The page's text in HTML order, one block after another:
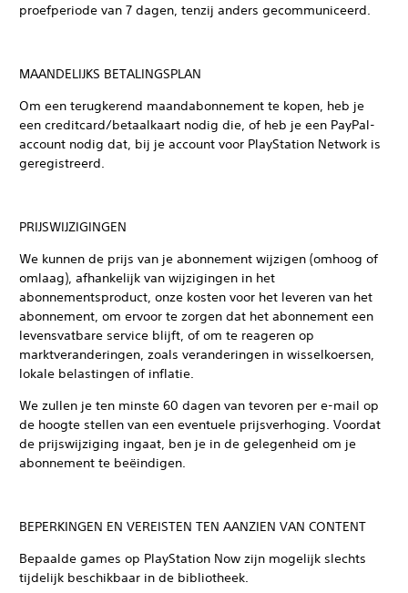
proefperiode van 7 dagen, tenzij anders gecommuniceerd.
MAANDELIJKS BETALINGSPLAN
Om een terugkerend maandabonnement te kopen, heb je
een creditcard/betaalkaart nodig die, of heb je een PayPal-
account nodig dat, bij je account voor PlayStation Network is
geregistreerd.
PRIJSWIJZIGINGEN
We kunnen de prijs van je abonnement wijzigen (omhoog of
omlaag), afhankelijk van wijzigingen in het
abonnementsproduct, onze kosten voor het leveren van het
abonnement, om ervoor te zorgen dat het abonnement een
levensvatbare service blijft, of om te reageren op
marktveranderingen, zoals veranderingen in wisselkoersen,
lokale belastingen of inflatie.
We zullen je ten minste 60 dagen van tevoren per e-mail op
de hoogte stellen van een eventuele prijsverhoging. Voordat
de prijswijziging ingaat, ben je in de gelegenheid om je
abonnement te beëindigen.
BEPERKINGEN EN VEREISTEN TEN AANZIEN VAN CONTENT
Bepaalde games op PlayStation Now zijn mogelijk slechts
tijdelijk beschikbaar in de bibliotheek.